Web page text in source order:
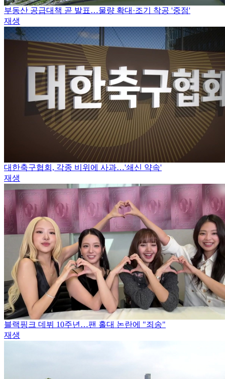
부동산 공급대책 곧 발표…물량 확대·조기 착공 '중점'
재생
대한축구협회, 각종 비위에 사과…'쇄신 약속'
재생
블랙핑크 데뷔 10주년…팬 홀대 논란에 "죄송"
재생